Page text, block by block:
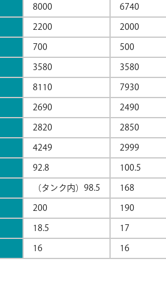
8000 6740
2200 2000
700 500
3580 3580
8110 7930
2690 2490
2820 2850
4249 2999
92.8 100.5
（タンク内）98.5 168
200 190
18.5 17
16 16